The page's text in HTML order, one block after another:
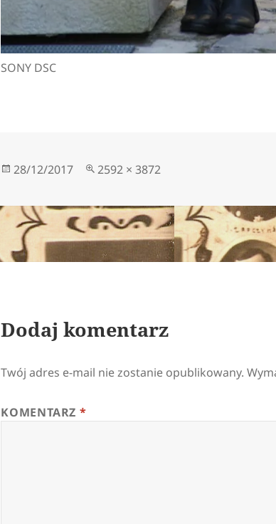
SONY DSC
Data
28/12/2017
Pełny
2592 × 3872
Dodaj komentarz
Twój adres e-mail nie zostanie opublikowany.
KOMENTARZ *